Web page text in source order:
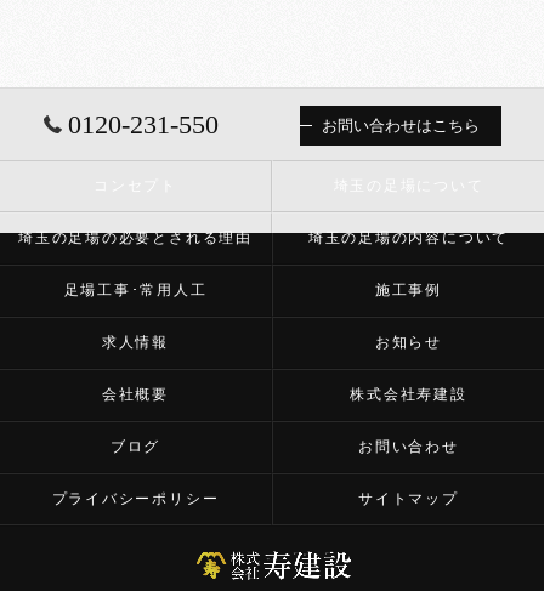
0120-231-550 お問い合わせはこちら
埼玉の足場の必要とされる理由 埼玉の足場の内容について
足場工事･常用人工 施工事例
求人情報 お知らせ
会社概要 株式会社寿建設
ブログ お問い合わせ
プライバシーポリシー サイトマップ